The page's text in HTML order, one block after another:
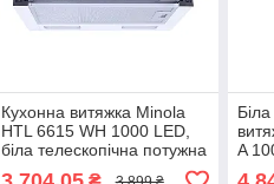
Кухонна витяжка Minola
HTL 6615 WH 1000 LED,
біла телескопічна потужна
витяжка на кухню, 1000
A
в